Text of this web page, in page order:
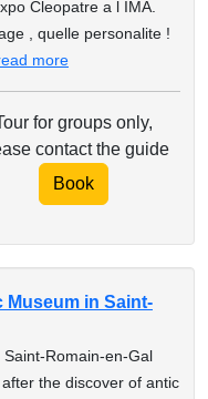
Cleopatre a l IMA.
, quelle personalite !
more
for groups only,
contact the guide
Book
Museum in Saint-
Romain-en-Gal
the discover of antic